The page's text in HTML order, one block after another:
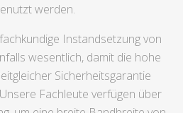
werden.
Instandsetzung von
wesentlich, damit die hohe
Sicherheitsgarantie
Fachleute verfügen über